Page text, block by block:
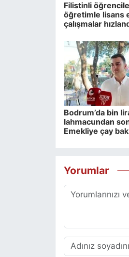
Filistinli
öğretimle lisans
çalışmalar
Bodrum’da bin
lahmacundan
Emekliye çay
Yorumlar